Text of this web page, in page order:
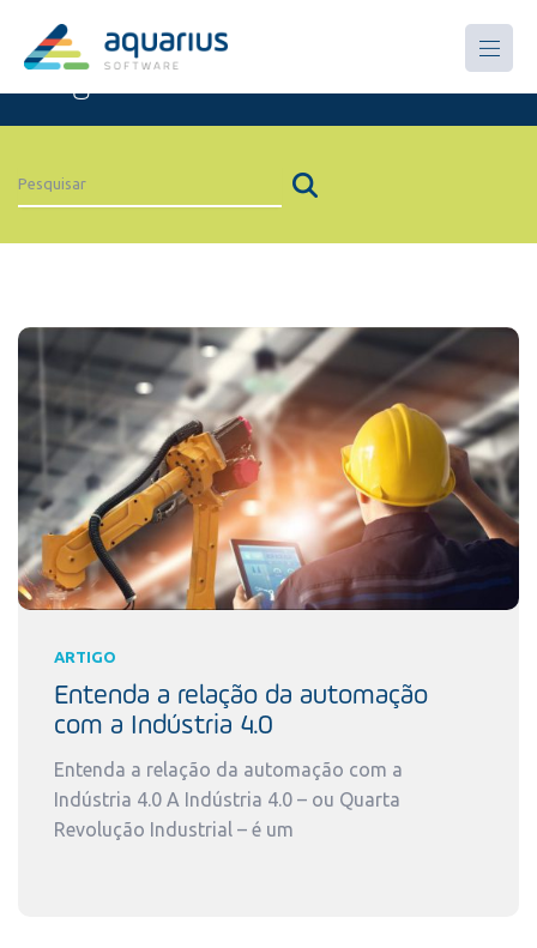
Artigos
ARTIGO
Entenda a relação da automação
com a Indústria 4.0
Entenda a relação da automação com a
Indústria 4.0 A Indústria 4.0 – ou Quarta
Revolução Industrial – é um